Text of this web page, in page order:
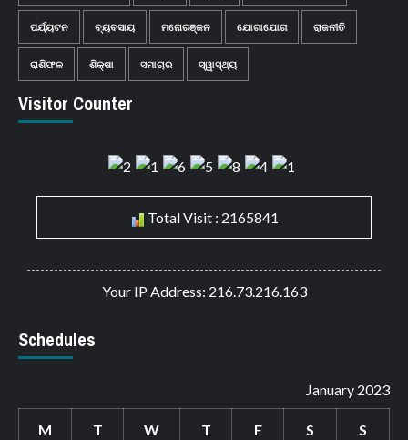
ପର୍ଯ୍ୟଟନ ବ୍ୟବସାୟ ମନୋରଞ୍ଜନ ଯୋଗାଯୋଗ ରାଜନୀତି
ରାଶିଫଳ ଶିକ୍ଷା ସମାଚାର ସ୍ୱାସ୍ଥ୍ୟ
Visitor Counter
Total Visit : 2165841
Your IP Address: 216.73.216.163
Schedules
January 2023
M T W T F S S